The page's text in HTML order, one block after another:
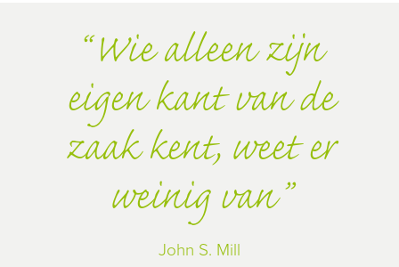
Wie alleen zijn
eigen kant van de
zaak kent, weet er
weinig van
John S. Mill